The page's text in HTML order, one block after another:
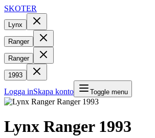
SKOTER
Lynx
Ranger
Ranger
1993
Logga inSkapa konto Toggle menu
Lynx Ranger 1993